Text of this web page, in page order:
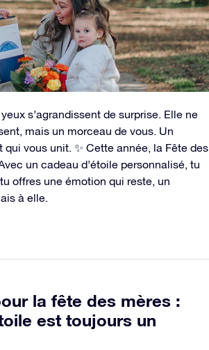
s’agrandissent de surprise. Elle ne
mais un morceau de vous. Un
vous unit. ✨ Cette année, la Fête des
un cadeau d’étoile personnalisé, tu
offres une émotion qui reste, un
à elle.
la fête des mères :
est toujours un